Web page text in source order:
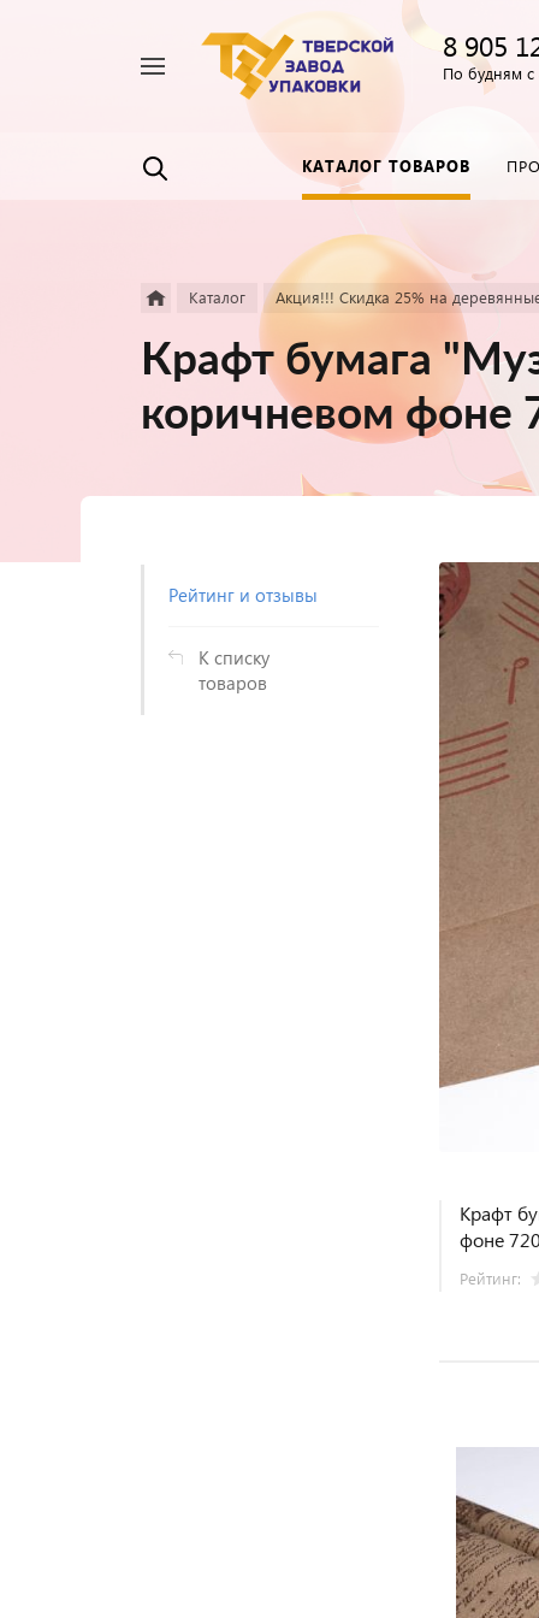
8 905
По будням с
КАТАЛОГ ТОВАРОВ
Каталог Акция!!! Скидка 25% на
Крафт бумага
коричневом
Рейтинг и отзывы
К списку
товаров
Крафт
фоне
Рейтинг: